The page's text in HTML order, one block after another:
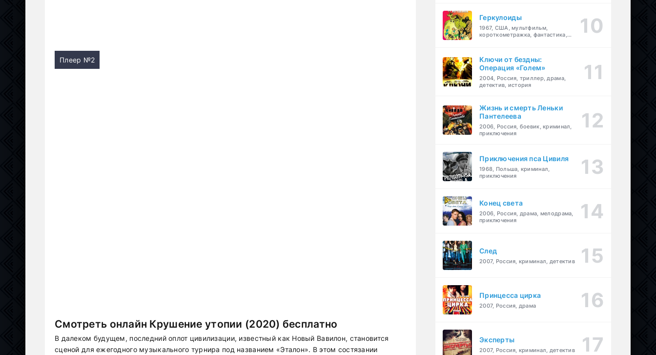
Плеер №2
Смотреть онлайн Крушение утопии (2020) бесплатно
В далеком будущем, последний оплот цивилизации, известный как Новый Вавилон, становится
сценой для ежегодного музыкального турнира под названием «Эталон». В этом состязании
Геркулоиды
1967, США, мультфильм,
короткометражка, фантастика,
Ключи от бездны:
Операция «Голем»
2004, Россия, триллер, драма,
детектив, история
Жизнь и смерть Леньки
Пантелеева
2006, Россия, боевик, криминал,
приключения
Приключения пса Цивиля
1968, Польша, криминал,
приключения
Конец света
2006, Россия, драма, мелодрама,
приключения
След
2007, Россия, криминал, детектив
Принцесса цирка
2007, Россия, драма
Эксперты
2007, Россия, криминал, детектив